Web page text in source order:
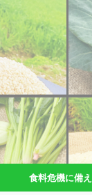
食料危機に備